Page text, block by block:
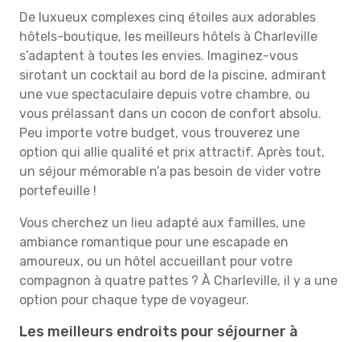
De luxueux complexes cinq étoiles aux adorables
hôtels-boutique, les meilleurs hôtels à Charleville
s’adaptent à toutes les envies. Imaginez-vous
sirotant un cocktail au bord de la piscine, admirant
une vue spectaculaire depuis votre chambre, ou
vous prélassant dans un cocon de confort absolu.
Peu importe votre budget, vous trouverez une
option qui allie qualité et prix attractif. Après tout,
un séjour mémorable n’a pas besoin de vider votre
portefeuille !
Vous cherchez un lieu adapté aux familles, une
ambiance romantique pour une escapade en
amoureux, ou un hôtel accueillant pour votre
compagnon à quatre pattes ? À Charleville, il y a une
option pour chaque type de voyageur.
Les meilleurs endroits pour séjourner à